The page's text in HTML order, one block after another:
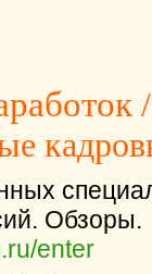
/
Обзоры.
enter